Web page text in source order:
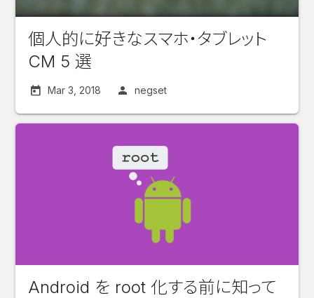
個人的に好きなスマホ・タブレット
CM 5 選
Mar 3, 2018 negset
Android を root 化する前に知って